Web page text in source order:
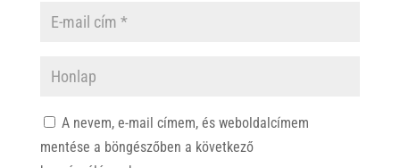
A nevem, e-mail címem, és weboldalcímem
mentése a böngészőben a következő